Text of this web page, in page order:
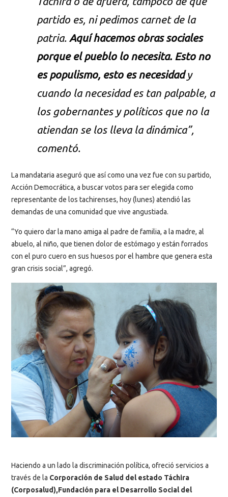
partido es, ni pedimos carnet de la
patria. Aquí hacemos obras sociales
porque el pueblo lo necesita. Esto no
es populismo, esto es necesidady
cuando la necesidad es tan palpable, a
los gobernantes y políticos que no la
atiendan se los lleva la dinámica”,
comentó.
La mandataria aseguró que así como una vez fue con su partido,
Acción Democrática, a buscar votos para ser elegida como
representante de los tachirenses, hoy (lunes) atendió las
demandas de una comunidad que vive angustiada.
“Yo quiero dar la mano amiga al padre de familia, a la madre, al
abuelo, al niño, que tienen dolor de estómago y están forrados
con el puro cuero en sus huesos por el hambre que genera esta
gran crisis social”, agregó.
Haciendo a un lado la discriminación política, ofreció servicios a
través de la Corporación de Salud del estado Táchira
(Corposalud),Fundación para el Desarrollo Social del